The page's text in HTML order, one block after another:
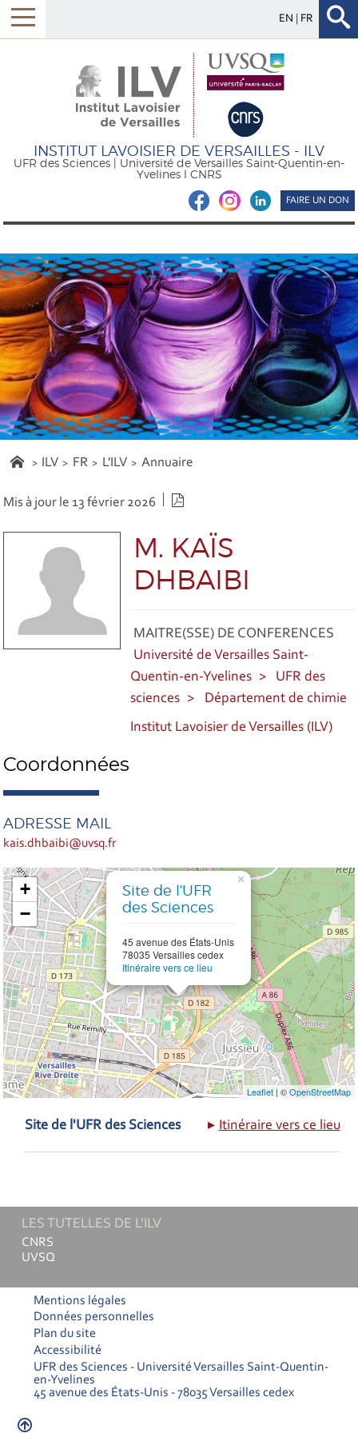
EN FR
INSTITUT LAVOISIER DE VERSAILLES - ILV
UFR des Sciences | Université de Versailles Saint-Quentin-en-
Yvelines l CNRS
FAIRE UN DON
ILV FR L'ILV Annuaire
Mis à jour le 13 février 2026
M. KAÏS
DHBAIBI
MAITRE(SSE) DE CONFERENCES
Université de Versailles Saint-
Quentin-en-Yvelines
UFR des
sciences
Département de chimie
Institut Lavoisier de Versailles (ILV)
Coordonnées
ADRESSE MAIL
kais.dhbaibi@uvsq.fr
Site de l'UFR
des Sciences
45 avenue des États-Unis
78035 Versailles cedex
Itinéraire vers ce lieu
×
+
−
Leaflet| ©OpenStreetMap
Itinéraire vers ce lieu
Site de l'UFR des Sciences
LES TUTELLES DE L'ILV
CNRS
UVSQ
Mentions légales
Données personnelles
Plan du site
Accessibilité
UFR des Sciences - Université Versailles Saint-Quentin-
en-Yvelines
45 avenue des États-Unis - 78035 Versailles cedex